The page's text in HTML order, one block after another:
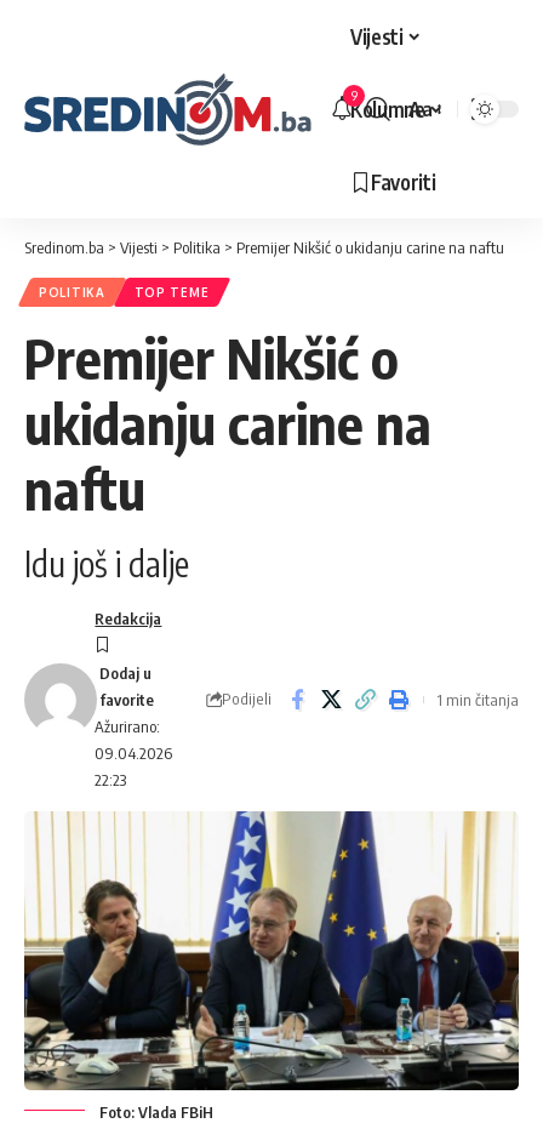
Vijesti
Kolumne
Favoriti
9
Veličina
Aa
Sredinom.ba > Vijesti > Politika > Premijer Nikšić o ukidanju carine na naftu
POLITIKA TOP TEME
Premijer Nikšić o
ukidanju carine na
naftu
Idu još i dalje
Ažurirano:
09.04.2026
22:23
Redakcija
Podijeli 1 min čitanja
Foto: Vlada FBiH